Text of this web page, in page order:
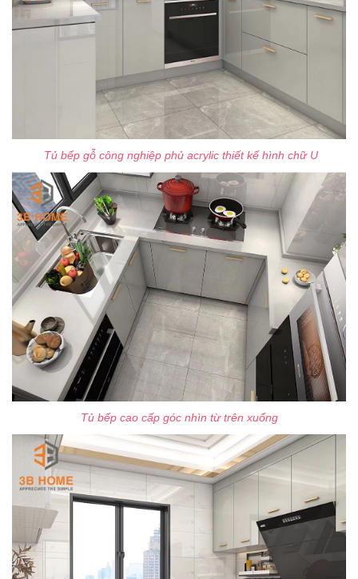
Tủ bếp gỗ công nghiệp phủ acrylic thiết kế hình chữ U
Tủ bếp cao cấp góc nhìn từ trên xuống